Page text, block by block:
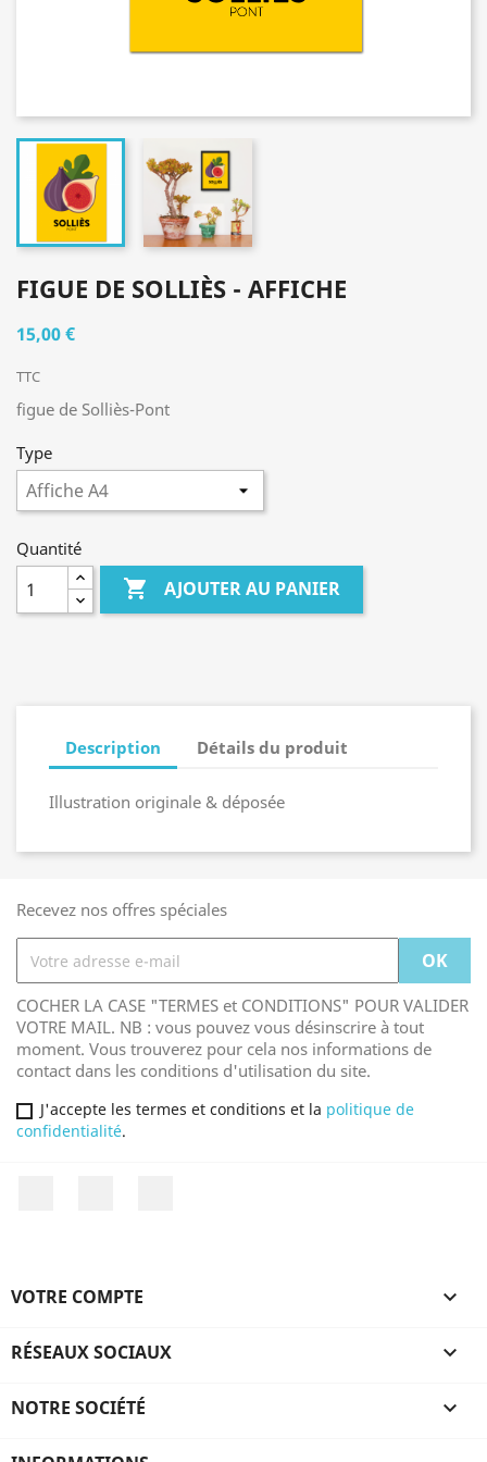
FIGUE DE SOLLIÈS - AFFICHE
15,00 €
TTC
figue de Solliès-Pont
Type
Quantité
 AJOUTER AU PANIER
Description Détails du produit
Illustration originale & déposée
Recevez nos offres spéciales
COCHER LA CASE "TERMES et CONDITIONS" POUR VALIDER
VOTRE MAIL. NB : vous pouvez vous désinscrire à tout
moment. Vous trouverez pour cela nos informations de
contact dans les conditions d'utilisation du site.
J'accepte les termes et conditions et la politique de
confidentialité.
VOTRE COMPTE 
RÉSEAUX SOCIAUX 
NOTRE SOCIÉTÉ 